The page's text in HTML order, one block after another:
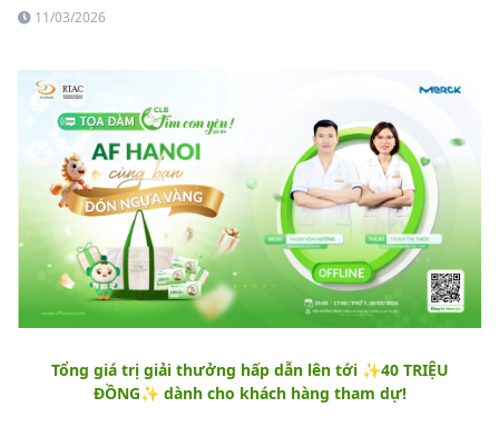
11/03/2026
Tổng giá trị giải thưởng hấp dẫn lên tới ✨40 TRIỆU
ĐỒNG✨ dành cho khách hàng tham dự!